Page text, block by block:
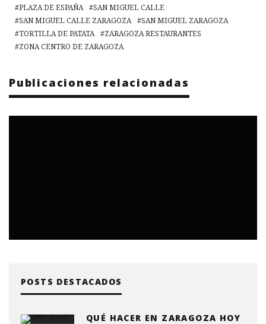
PLAZA DE ESPAÑA
SAN MIGUEL CALLE
SAN MIGUEL CALLE ZARAGOZA
SAN MIGUEL ZARAGOZA
TORTILLA DE PATATA
ZARAGOZA RESTAURANTES
ZONA CENTRO DE ZARAGOZA
Publicaciones relacionadas
POSTS DESTACADOS
QUÉ HACER EN ZARAGOZA HOY